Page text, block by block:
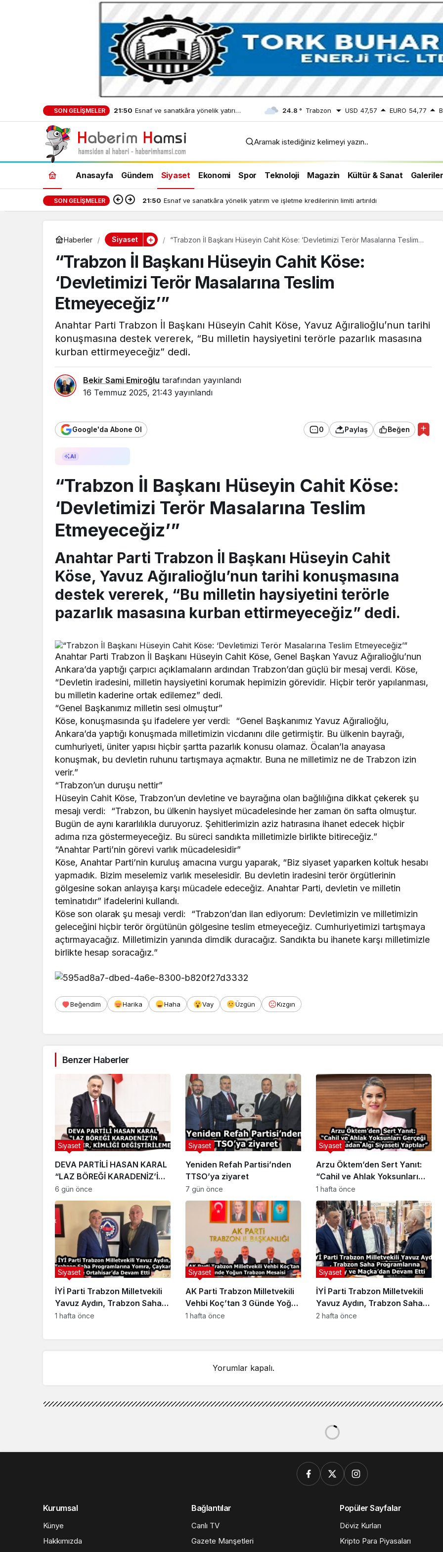
SON GELIŞMELER 21:50 Esnaf ve sanatkâra yönelik yatırım
ve işletme kredilerinin limiti artırıldı
24.8 ° Trabzon USD 47,57 EURO 54,77
Aramak istediğiniz kelimeyi yazın..
Anasayfa Gündem Siyaset Ekonomi Spor Teknoloji Magazin Kültür & Sanat Galeriler
SON GELIŞMELER 21:50 Esnaf ve sanatkâra yönelik yatırım ve işletme kredilerinin limiti artırıldı
Haberler Siyaset
“Trabzon İl Başkanı Hüseyin Cahit Köse: ‘Devletimizi Terör Masalarına Teslim
“Trabzon İl Başkanı Hüseyin Cahit Köse:
‘Devletimizi Terör Masalarına Teslim
Etmeyeceğiz’”
Anahtar Parti Trabzon İl Başkanı Hüseyin Cahit Köse, Yavuz Ağıralioğlu’nun tarihi
konuşmasına destek vererek, “Bu milletin haysiyetini terörle pazarlık masasına
kurban ettirmeyeceğiz” dedi.
Bekir Sami Emiroğlu tarafından yayınlandı
16 Temmuz 2025, 21:43 yayınlandı
Google'da Abone Ol 0 Paylaş Beğen
AI
“Trabzon İl Başkanı Hüseyin Cahit Köse:
‘Devletimizi Terör Masalarına Teslim
Etmeyeceğiz’”
Anahtar Parti Trabzon İl Başkanı Hüseyin Cahit
Köse, Yavuz Ağıralioğlu’nun tarihi konuşmasına
destek vererek, “Bu milletin haysiyetini terörle
pazarlık masasına kurban ettirmeyeceğiz” dedi.
Anahtar Parti Trabzon İl Başkanı Hüseyin Cahit Köse, Genel Başkan Yavuz Ağıralioğlu’nun
Ankara’da yaptığı çarpıcı açıklamaların ardından Trabzon’dan güçlü bir mesaj verdi. Köse,
“Devletin iradesini, milletin haysiyetini korumak hepimizin görevidir. Hiçbir terör yapılanması,
bu milletin kaderine ortak edilemez” dedi.
“Genel Başkanımız milletin sesi olmuştur”
Köse, konuşmasında şu ifadelere yer verdi: “Genel Başkanımız Yavuz Ağıralioğlu,
Ankara’da yaptığı konuşmada milletimizin vicdanını dile getirmiştir. Bu ülkenin bayrağı,
cumhuriyeti, üniter yapısı hiçbir şartta pazarlık konusu olamaz. Öcalan’la anayasa
konuşmak, bu devletin ruhunu tartışmaya açmaktır. Buna ne milletimiz ne de Trabzon izin
verir.”
“Trabzon’un duruşu nettir”
Hüseyin Cahit Köse, Trabzon’un devletine ve bayrağına olan bağlılığına dikkat çekerek şu
mesajı verdi: “Trabzon, bu ülkenin haysiyet mücadelesinde her zaman ön safta olmuştur.
Bugün de aynı kararlılıkla duruyoruz. Şehitlerimizin aziz hatırasına ihanet edecek hiçbir
adıma rıza göstermeyeceğiz. Bu süreci sandıkta milletimizle birlikte bitireceğiz.”
“Anahtar Parti’nin görevi varlık mücadelesidir”
Köse, Anahtar Parti’nin kuruluş amacına vurgu yaparak, “Biz siyaset yaparken koltuk hesabı
yapmadık. Bizim meselemiz varlık meselesidir. Bu devletin iradesini terör örgütlerinin
gölgesine sokan anlayışa karşı mücadele edeceğiz. Anahtar Parti, devletin ve milletin
teminatıdır” ifadelerini kullandı.
Köse son olarak şu mesajı verdi: “Trabzon’dan ilan ediyorum: Devletimizin ve milletimizin
geleceğini hiçbir terör örgütünün gölgesine teslim etmeyeceğiz. Cumhuriyetimizi tartışmaya
açtırmayacağız. Milletimizin yanında dimdik duracağız. Sandıkta bu ihanete karşı milletimizle
birlikte hesap soracağız.”
Beğendim Harika Haha Vay Üzgün Kızgın
Benzer Haberler
DEVA PARTİLİ HASAN KARAL
“LAZ BÖREĞİ KARADENİZ’İN
HAFIZASIDIR, KİMLİĞİ
DEĞİŞTİRİLEMEZ”
Siyaset
6 gün önce
Yeniden Refah Partisi’nden
TTSO’ya ziyaret
Siyaset
7 gün önce
Arzu Öktem’den Sert Yanıt:
“Cahil ve Ahlak Yoksunları
Gerçeği Araştırmadan Algı
Siyaseti Yaptılar”
Siyaset
1 hafta önce
İYİ Parti Trabzon Milletvekili
Yavuz Aydın, Trabzon Saha
Programlarına Yomra,
Siyaset
1 hafta önce
AK Parti Trabzon Milletvekili
Vehbi Koç’tan 3 Günde Yoğun
Trabzon Mesaisi
Siyaset
1 hafta önce
İYİ Parti Trabzon Milletvekili
Yavuz Aydın, Trabzon Saha
Programlarına Düzköy ve
Siyaset
2 hafta önce
Yorumlar kapalı.
CHP Trabzon İl Başkanı Mustafa Bak’tan AKP İl Başkanı Sezgin Mumcu’ya
CHP Trabzon İl Başkanı Mustafa Bak’tan AKP İl
Başkanı Sezgin Mumcu’ya Yanıt: “Milletin
Aklıyla Alay Etmeyin”
AKP Trabzon İl Başkanı Sayın Mumcu’nun “Terörsüz Türkiye Projesi” ile ilgili
olarak yapmış olduğu açıklama en hafif tabirle milletin aklıyla alay etmektir.